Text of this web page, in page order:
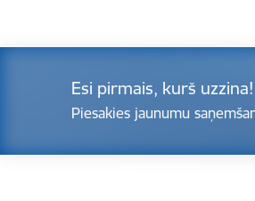
Esi pirmais, kurš uzzina!
Piesakies jaunumu